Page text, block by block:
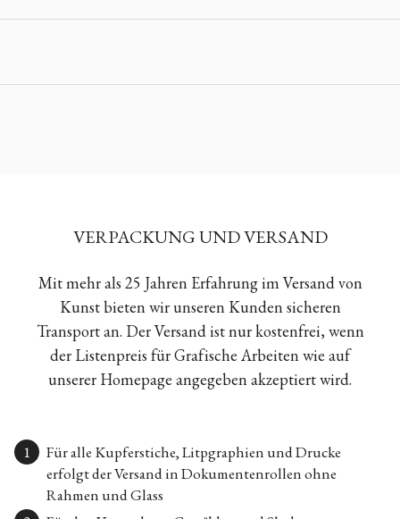
VERPACKUNG UND VERSAND
Mit mehr als 25 Jahren Erfahrung im Versand von
Kunst bieten wir unseren Kunden sicheren
Transport an. Der Versand ist nur kostenfrei, wenn
der Listenpreis für Grafische Arbeiten wie auf
unserer Homepage angegeben akzeptiert wird.
Für alle Kupferstiche, Litpgraphien und Drucke
erfolgt der Versand in Dokumentenrollen ohne
Rahmen und Glass